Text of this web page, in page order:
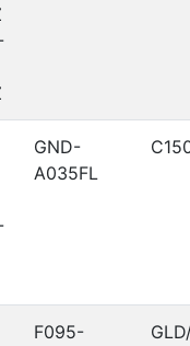
GND-
A035FL
F095-